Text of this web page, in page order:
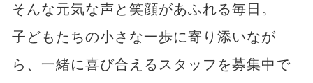
そんな元気な声と笑顔があふれる毎日。
子どもたちの小さな一歩に寄り添いなが
ら、一緒に喜び合えるスタッフを募集中で